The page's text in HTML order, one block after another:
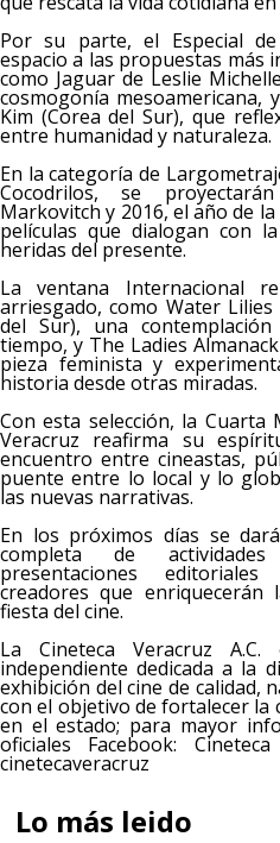
Por su parte, el Especial
espacio a las propuestas más
como Jaguar de Leslie
cosmogonía mesoamericana,
Kim (Corea del Sur), que
entre humanidad y naturaleza.
En la categoría de
Cocodrilos, se
Markovitch y 2016, el año de
películas que dialogan con
heridas del presente.
La ventana Internacional
arriesgado, como Water Lilies
del Sur), una
tiempo, y The Ladies Almanack
pieza feminista y
historia desde otras miradas.
Con esta selección, la Cuarta
Veracruz reafirma su
encuentro entre cineastas,
puente entre lo local y lo
las nuevas narrativas.
En los próximos días se
completa de
presentaciones
creadores que enriquecerán
fiesta del cine.
La Cineteca Veracruz
independiente dedicada a la
exhibición del cine de calidad,
con el objetivo de fortalecer la
en el estado; para mayor
oficiales Facebook:
cinetecaveracruz
Lo más leido